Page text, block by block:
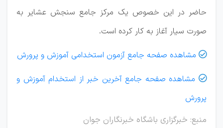
حاضر در این خصوص یک مرکز جامع سنجش عشایر به
صورت سیار آغاز به کار کرده است.
 مشاهده صفحه جامع آزمون استخدامی آموزش و پرورش
 مشاهده صفحه جامع آخرین خبر از استخدام آموزش و
پرورش
منبع: خبرگزاری باشگاه خبرنگاران جوان